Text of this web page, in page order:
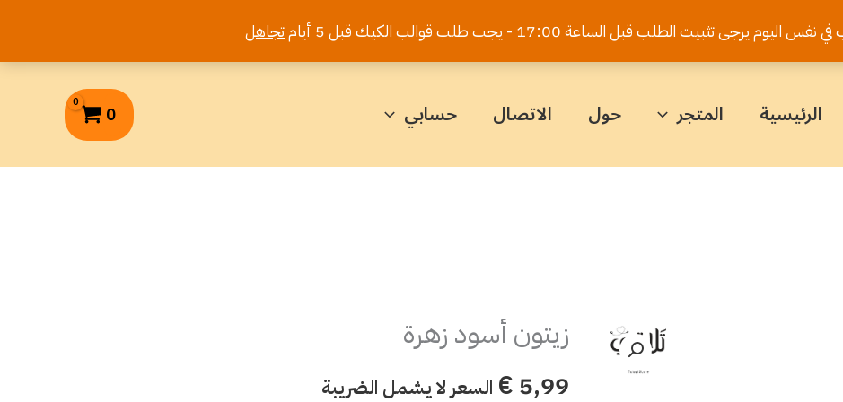
يرجى تثبيت الطلب قبل الساعة 17:00 - يجب طلب قوالب الكيك قبل 5 أيام تجاهل
الرئيسية المتجر حول الاتصال حسابي 0
زيتون أسود زهرة
€ 5,99 السعر لا يشمل الضريبة
كمية
أسود